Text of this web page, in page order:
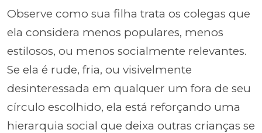
Observe como sua filha trata os colegas que
ela considera menos populares, menos
estilosos, ou menos socialmente relevantes.
Se ela é rude, fria, ou visivelmente
desinteressada em qualquer um fora de seu
círculo escolhido, ela está reforçando uma
hierarquia social que deixa outras crianças se